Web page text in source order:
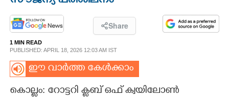
OPINION
PHOTOS
LIFESTYLE
Share
1 MIN READ
PUBLISHED: APRIL 18, 2026 12:03 AM IST
ഈ വാർത്ത കേൾക്കാം
കൊല്ലം: റോട്ടറി ക്ലബ്‌ ഒഫ് ക്വയിലോൺ